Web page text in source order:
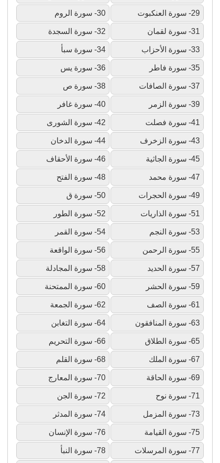
29- سورة العنكبوت 30- سورة الروم
31- سورة لقمان 32- سورة السجدة
33- سورة الأحزاب 34- سورة سبأ
35- سورة فاطر 36- سورة يس
37- سورة الصافات 38- سورة ص
39- سورة الزمر 40- سورة غافر
41- سورة فصلت 42- سورة الشورى
43- سورة الزخرف 44- سورة الدخان
45- سورة الجاثية 46- سورة الأحقاف
47- سورة محمد 48- سورة الفتح
49- سورة الحجرات 50- سورة ق
51- سورة الذاريات 52- سورة الطور
53- سورة النجم 54- سورة القمر
55- سورة الرحمن 56- سورة الواقعة
57- سورة الحديد 58- سورة المجادلة
59- سورة الحشر 60- سورة الممتحنة
61- سورة الصف 62- سورة الجمعة
63- سورة المنافقون 64- سورة التغابن
65- سورة الطلاق 66- سورة التحريم
67- سورة الملك 68- سورة القلم
69- سورة الحاقة 70- سورة المعارج
71- سورة نوح 72- سورة الجن
73- سورة المزمل 74- سورة المدثر
75- سورة القيامة 76- سورة الإنسان
77- سورة المرسلات 78- سورة النبأ